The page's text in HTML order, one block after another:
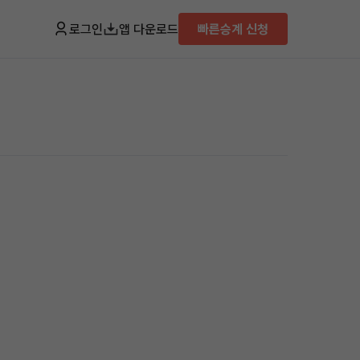
로그인 앱 다운로드 빠른승계 신청